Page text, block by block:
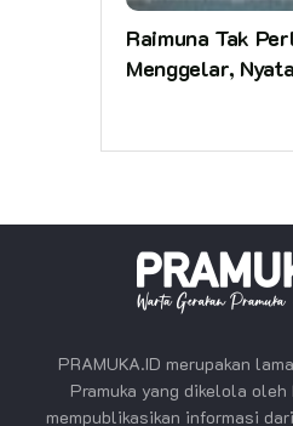
Raimuna Tak
Menggelar,
PRAMUKA.ID merupakan
Pramuka yang dikelola
mempublikasikan informasi